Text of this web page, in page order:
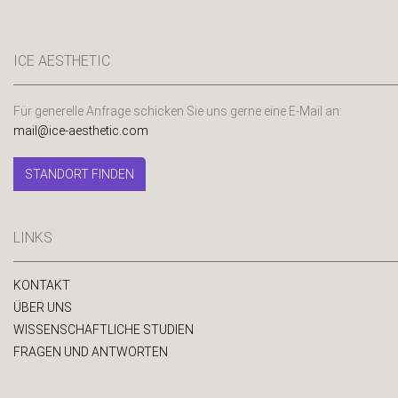
ICE AESTHETIC
Für generelle Anfrage schicken Sie uns gerne eine E-Mail an:
mail@ice-aesthetic.com
STANDORT FINDEN
LINKS
KONTAKT
ÜBER UNS
WISSENSCHAFTLICHE STUDIEN
FRAGEN UND ANTWORTEN